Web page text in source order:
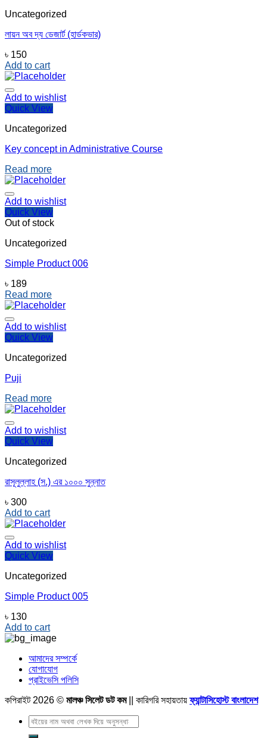
Uncategorized
লায়ন অব দ্য ডেজার্ট (হার্ডকভার)
৳ 150
Add to cart
Add to wishlist
Quick View
Uncategorized
Key concept in Administrative Course
Read more
Add to wishlist
Quick View
Out of stock
Uncategorized
Simple Product 006
৳ 189
Read more
Add to wishlist
Quick View
Uncategorized
Puji
Read more
Add to wishlist
Quick View
Uncategorized
রাসূলুল্লাহ (স.) এর ১০০০ সুন্নাত
৳ 300
Add to cart
Add to wishlist
Quick View
Uncategorized
Simple Product 005
৳ 130
Add to cart
আমাদের সম্পর্কে
যোগাযোগ
প্রাইভেসি পলিসি
কপিরাইট 2026 © মালঞ্চ সিলেট ডট কম|| কারিগরি সহায়তায়ফ্যান্টাসিহোস্ট বাংলাদেশ
Search
for: